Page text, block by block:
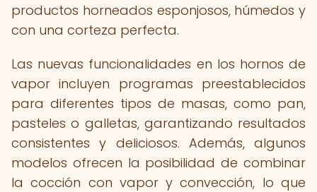
productos horneados esponjosos, húmedos y
con una corteza perfecta.
Las nuevas funcionalidades en los hornos de
vapor incluyen programas preestablecidos
para diferentes tipos de masas, como pan,
pasteles o galletas, garantizando resultados
consistentes y deliciosos. Además, algunos
modelos ofrecen la posibilidad de combinar
la cocción con vapor y convección, lo que